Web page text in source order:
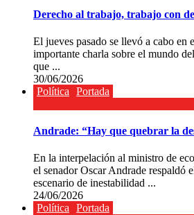
Derecho al trabajo, trabajo con
El jueves pasado se llevó a cabo en
importante charla sobre el mundo
que ...
30/06/2026
Política
Portada
Andrade: “Hay que quebrar la
En la interpelación al ministro de
el senador Oscar Andrade respaldó
escenario de inestabilidad ...
24/06/2026
Política Portada